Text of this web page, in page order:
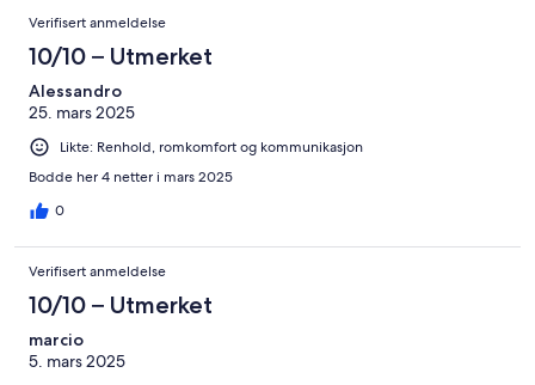
Verifisert anmeldelse
10/10 – Utmerket
Alessandro
25. mars 2025
Likte: Renhold, romkomfort og kommunikasjon
Bodde her 4 netter i mars 2025
0
Verifisert anmeldelse
10/10 – Utmerket
marcio
5. mars 2025